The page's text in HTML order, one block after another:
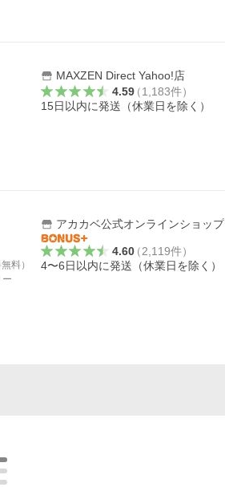
MAXZEN Direct Yahoo!店
4.59（1,183件）
15日以内に発送（休業日を除く）
料）
ー
アカカベ公式オンラインショップ
4.60（2,119件）
4〜6日以内に発送（休業日を除く）